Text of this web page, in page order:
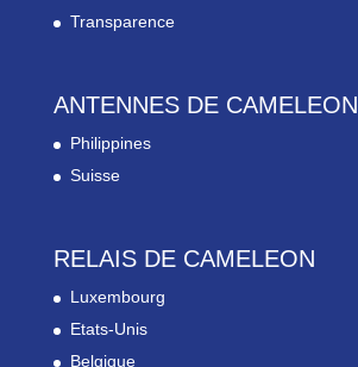
Transparence
ANTENNES DE CAMELEON
Philippines
Suisse
RELAIS DE CAMELEON
Luxembourg
Etats-Unis
Belgique